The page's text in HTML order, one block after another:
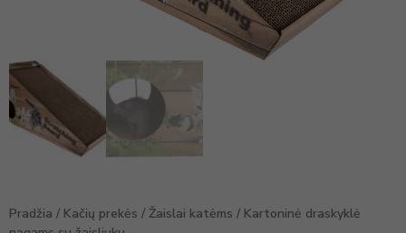
Pradžia / Kačių prekės / Žaislai katėms / Kartoninė draskyklė